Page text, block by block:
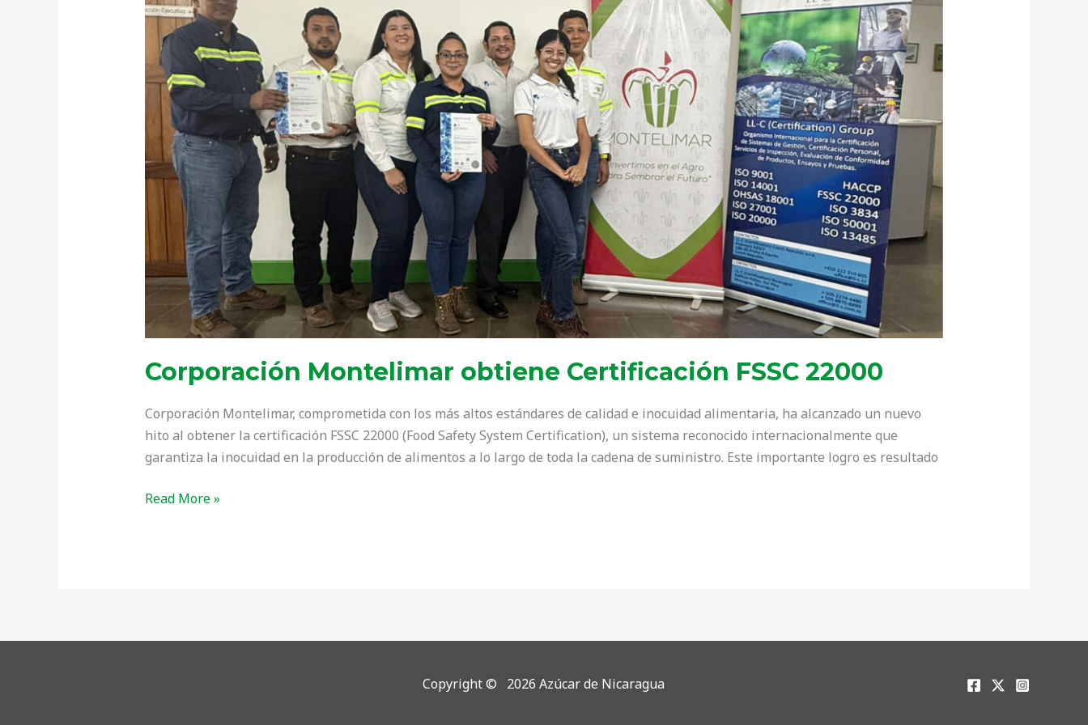
Corporación Montelimar obtiene Certificación FSSC 22000
Corporación Montelimar, comprometida con los más altos estándares de calidad e inocuidad alimentaria, ha alcanzado un nuevo
hito al obtener la certificación FSSC 22000 (Food Safety System Certification), un sistema reconocido internacionalmente que
garantiza la inocuidad en la producción de alimentos a lo largo de toda la cadena de suministro. Este importante logro es resultado
Certificación
FSSC
22000
Read More »
Copyright © 2026 Azúcar de Nicaragua